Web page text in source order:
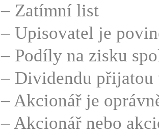
– Zatímní list
– Upisovatel je
– Podíly na zisku
– Dividendu přijatou
– Akcionář je
– Akcionář nebo